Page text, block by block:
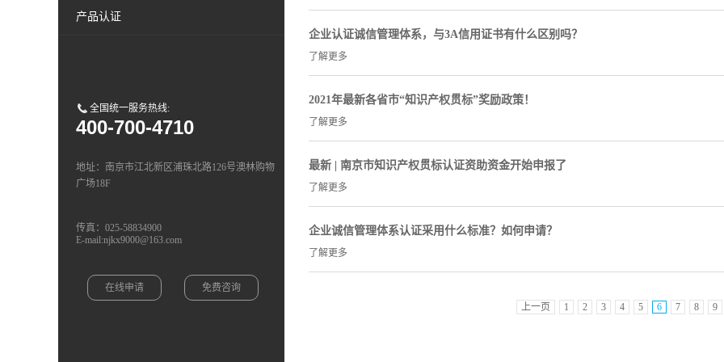
产品认证
全国统一服务热线:
400-700-4710
地址：南京市江北新区浦珠北路126号澳林购物
广场18F
传真：025-58834900
E-mail:njkx9000@163.com
在线申请 免费咨询
企业认证诚信管理体系，与3A信用证书有什么区别吗？
了解更多
2021年最新各省市“知识产权贯标”奖励政策！
了解更多
最新 | 南京市知识产权贯标认证资助资金开始申报了
了解更多
企业诚信管理体系认证采用什么标准？如何申请？
了解更多
上一页 1 2 3 4 5 6 7 8 9